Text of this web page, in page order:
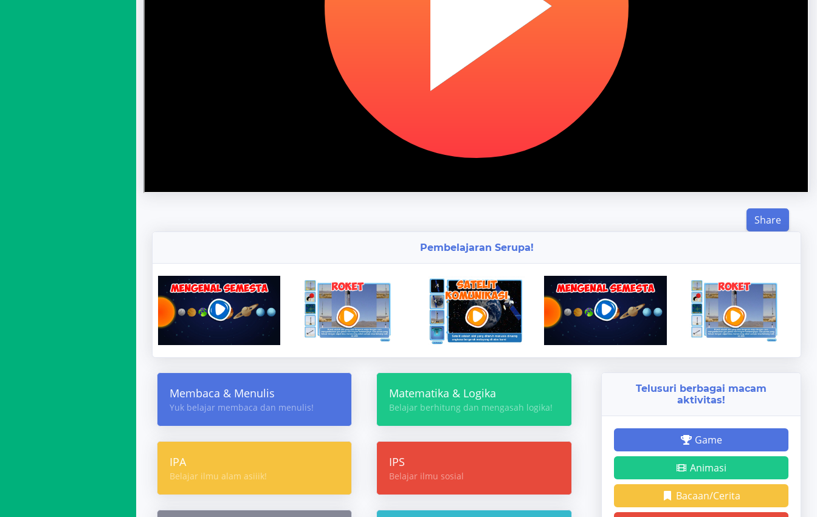
Share
Pembelajaran Serupa!
Membaca & Menulis
Yuk belajar membaca dan menulis!
Matematika & Logika
Belajar berhitung dan mengasah logika!
IPA
Belajar ilmu alam asiiik!
IPS
Belajar ilmu sosial
Telusuri berbagai macam
aktivitas!
Game
Animasi
Bacaan/Cerita